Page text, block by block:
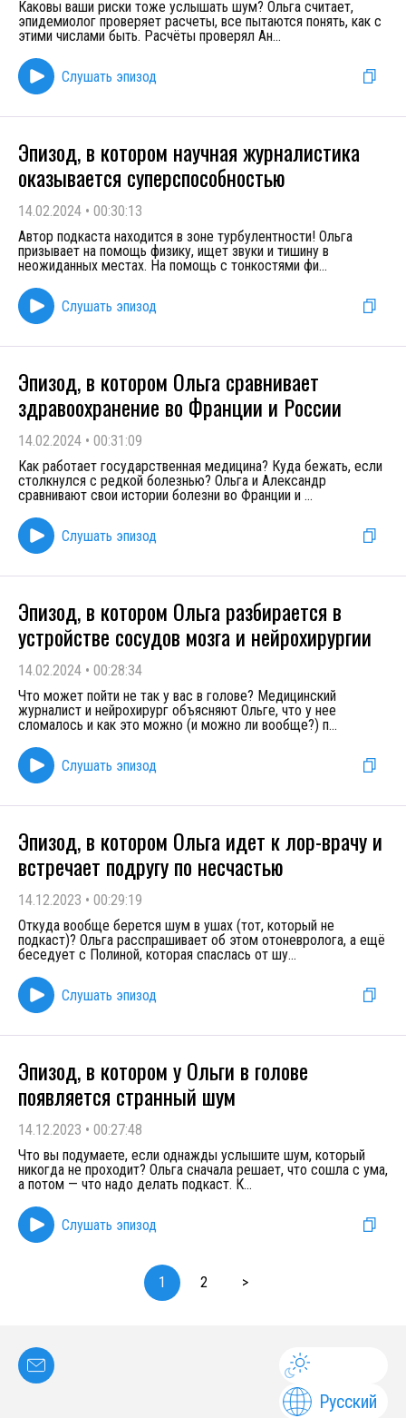
Каковы ваши риски тоже услышать шум? Ольга считает,
эпидемиолог проверяет расчеты, все пытаются понять, как с
этими числами быть. Расчёты проверял Ан...
Слушать эпизод
Эпизод, в котором научная журналистика
оказывается суперспособностью
14.02.2024 • 00:30:13
Автор подкаста находится в зоне турбулентности! Ольга
призывает на помощь физику, ищет звуки и тишину в
неожиданных местах. На помощь с тонкостями фи...
Слушать эпизод
Эпизод, в котором Ольга сравнивает
здравоохранение во Франции и России
14.02.2024 • 00:31:09
Как работает государственная медицина? Куда бежать, если
столкнулся с редкой болезнью? Ольга и Александр
сравнивают свои истории болезни во Франции и ...
Слушать эпизод
Эпизод, в котором Ольга разбирается в
устройстве сосудов мозга и нейрохирургии
14.02.2024 • 00:28:34
Что может пойти не так у вас в голове? Медицинский
журналист и нейрохирург объясняют Ольге, что у нее
сломалось и как это можно (и можно ли вообще?) п...
Слушать эпизод
Эпизод, в котором Ольга идет к лор-врачу и
встречает подругу по несчастью
14.12.2023 • 00:29:19
Откуда вообще берется шум в ушах (тот, который не
подкаст)? Ольга расспрашивает об этом отоневролога, а ещё
беседует с Полиной, которая спаслась от шу...
Слушать эпизод
Эпизод, в котором у Ольги в голове
появляется странный шум
14.12.2023 • 00:27:48
Что вы подумаете, если однажды услышите шум, который
никогда не проходит? Ольга сначала решает, что сошла с ума,
а потом — что надо делать подкаст. К...
Слушать эпизод
1 2 >
Русский